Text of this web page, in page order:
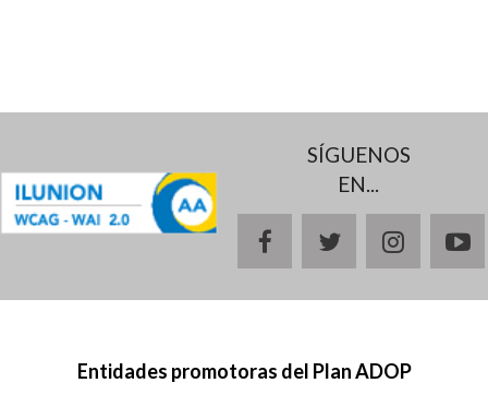
SÍGUENOS
EN...
facebooktwitter
Entidades promotoras del Plan ADOP